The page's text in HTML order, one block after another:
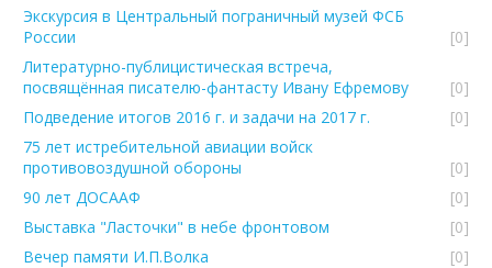
Экскурсия в Центральный пограничный музей ФСБ
России
[0]
Литературно-публицистическая встреча,
посвящённая писателю-фантасту Ивану Ефремову
[0]
Подведение итогов 2016 г. и задачи на 2017 г.
[0]
75 лет истребительной авиации войск
противовоздушной обороны
[0]
90 лет ДОСААФ
[0]
Выставка "Ласточки" в небе фронтовом
[0]
Вечер памяти И.П.Волка
[0]